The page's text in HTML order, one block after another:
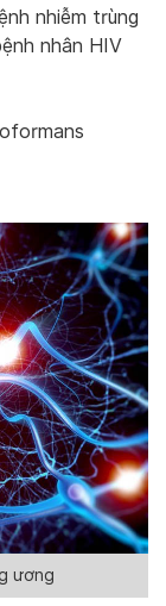
nhiễm trùng
nhân HIV
ương